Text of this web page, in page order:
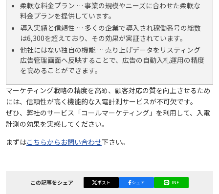
柔軟な料金プラン … 事業の規模やニーズに合わせた柔軟な
料金プランを提供しています。
導入実績と信頼性 … 多くの企業で導入され稼働番号の総数
は6,300を超えており、その効果が実証されています。
他社にはない独自の機能 … 売り上げデータをリスティング
広告管理画面へ反映することで、広告の自動入札運用の精度
を高めることができます。
マーケティング戦略の精度を高め、顧客対応の質を向上させるため
には、信頼性が高く機能的な入電計測サービスが不可欠です。
ぜひ、弊社のサービス「コールマーケティング」を利用して、入電
計測の効果を実感してください。
まずはこちらからお問い合わせ下さい。
この記事をシェア ポスト シェア LINE